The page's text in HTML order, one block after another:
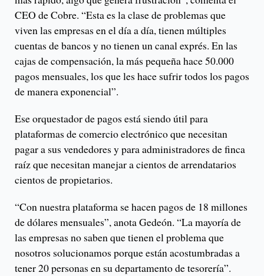
CEO de Cobre. “Esta es la clase de problemas que
viven las empresas en el día a día, tienen múltiples
cuentas de bancos y no tienen un canal exprés. En las
cajas de compensación, la más pequeña hace 50.000
pagos mensuales, los que les hace sufrir todos los pagos
de manera exponencial”.
Ese orquestador de pagos está siendo útil para
plataformas de comercio electrónico que necesitan
pagar a sus vendedores y para administradores de finca
raíz que necesitan manejar a cientos de arrendatarios
cientos de propietarios.
“Con nuestra plataforma se hacen pagos de 18 millones
de dólares mensuales”, anota Gedeón. “La mayoría de
las empresas no saben que tienen el problema que
nosotros solucionamos porque están acostumbradas a
tener 20 personas en su departamento de tesorería”.